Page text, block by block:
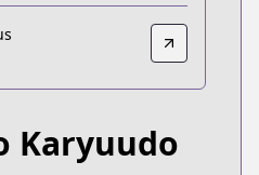
titles/100509
episode/
Karyuudo